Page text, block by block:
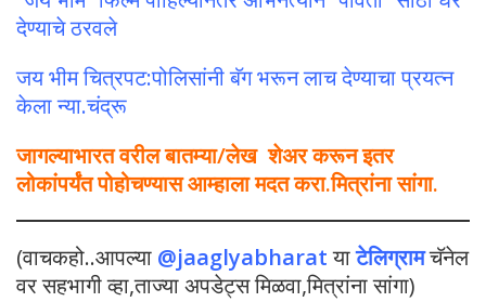
देण्याचे ठरवले
जय भीम चित्रपट:पोलिसांनी बॅग भरून लाच देण्याचा प्रयत्न
केला न्या.चंद्रू
जागल्याभारत वरील बातम्या/लेख शेअर करून इतर
लोकांपर्यंत पोहोचण्यास आम्हाला मदत करा.मित्रांना सांगा.
(वाचकहो..आपल्या @jaaglyabharat याटेलिग्रामचॅनेल
वर सहभागी व्हा,ताज्या अपडेट्स मिळवा,मित्रांना सांगा)